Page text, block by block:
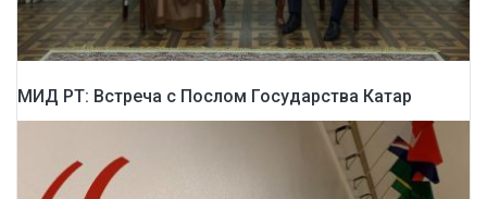
МИД РТ: Встреча с Послом Государства Катар